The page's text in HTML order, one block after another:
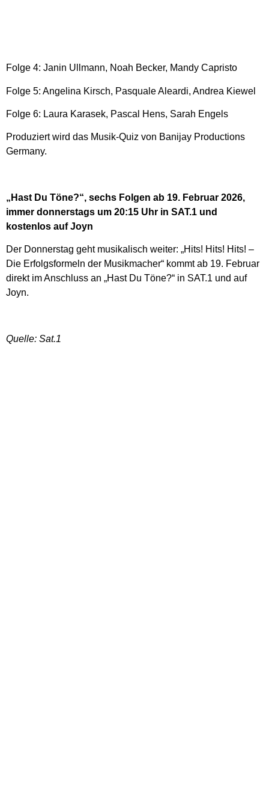
Folge 4: Janin Ullmann, Noah Becker, Mandy Capristo
Folge 5: Angelina Kirsch, Pasquale Aleardi, Andrea Kiewel
Folge 6: Laura Karasek, Pascal Hens, Sarah Engels
Produziert wird das Musik-Quiz von Banijay Productions
Germany.
„Hast Du Töne?“, sechs Folgen ab 19. Februar 2026,
immer donnerstags um 20:15 Uhr in SAT.1 und
kostenlos auf Joyn
Der Donnerstag geht musikalisch weiter: „Hits! Hits! Hits! –
Die Erfolgsformeln der Musikmacher“ kommt ab 19. Februar
direkt im Anschluss an „Hast Du Töne?“ in SAT.1 und auf
Joyn.
Quelle: Sat.1